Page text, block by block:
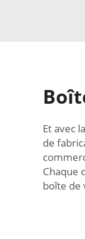
Et avec
de
Chaque
boîte de